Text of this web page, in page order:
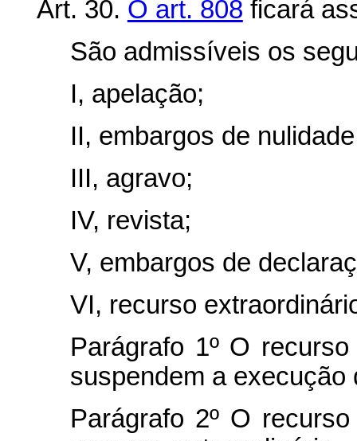
Art. 30. O art. 808 ficará
São admissíveis os
I, apelação;
II, embargos de
III, agravo;
IV, revista;
V, embargos de
VI, recurso
Parágrafo 1º O
suspendem a execução
Parágrafo 2º O